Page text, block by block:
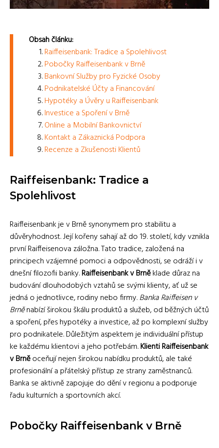
Obsah článku:
Raiffeisenbank: Tradice a Spolehlivost
Pobočky Raiffeisenbank v Brně
Bankovní Služby pro Fyzické Osoby
Podnikatelské Účty a Financování
Hypotéky a Úvěry u Raiffeisenbank
Investice a Spoření v Brně
Online a Mobilní Bankovnictví
Kontakt a Zákaznická Podpora
Recenze a Zkušenosti Klientů
Raiffeisenbank: Tradice a
Spolehlivost
Raiffeisenbank je v Brně synonymem pro stabilitu a
důvěryhodnost. Její kořeny sahají až do 19. století, kdy vznikla
první Raiffeisenova záložna. Tato tradice, založená na
principech vzájemné pomoci a odpovědnosti, se odráží i v
dnešní filozofii banky.Raiffeisenbank v Brněklade důraz na
budování dlouhodobých vztahů se svými klienty, ať už se
jedná o jednotlivce, rodiny nebo firmy.Banka Raiffeisen v
Brněnabízí širokou škálu produktů a služeb, od běžných účtů
a spoření, přes hypotéky a investice, až po komplexní služby
pro podnikatele. Důležitým aspektem je individuální přístup
ke každému klientovi a jeho potřebám.Klienti Raiffeisenbank
v Brněoceňují nejen širokou nabídku produktů, ale také
profesionální a přátelský přístup ze strany zaměstnanců.
Banka se aktivně zapojuje do dění v regionu a podporuje
řadu kulturních a sportovních akcí.
Pobočky Raiffeisenbank v Brně